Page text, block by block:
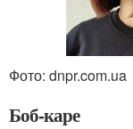
Фото: dnpr.com.ua
Боб-каре